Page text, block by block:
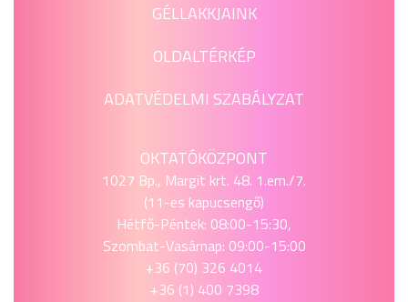
GÉLLAKKJAINK
OLDALTÉRKÉP
ADATVÉDELMI SZABÁLYZAT
OKTATÓKÖZPONT
1027 Bp., Margit krt. 48. 1.em./7.
(11-es kapucsengő)
Hétfő-Péntek: 08:00-15:30,
Szombat-Vasárnap: 09:00-15:00
+36 (70) 326 4014
+36 (1) 400 7398